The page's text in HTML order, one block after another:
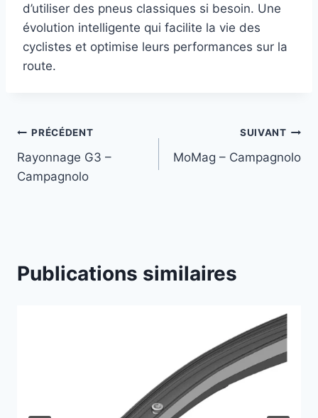
d’utiliser des pneus classiques si besoin. Une
évolution intelligente qui facilite la vie des
cyclistes et optimise leurs performances sur la
route.
Navigation
de
PRÉCÉDENT
Rayonnage G3 –
Campagnolo
SUIVANT
MoMag – Campagnolo
Publications similaires